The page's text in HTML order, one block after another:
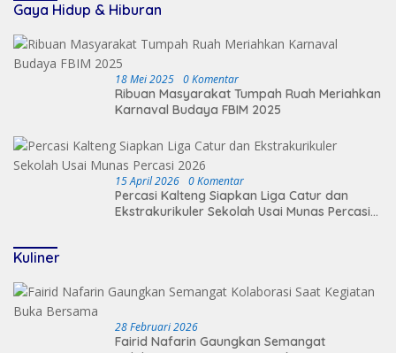
Gaya Hidup & Hiburan
18 Mei 2025 0 Komentar
Ribuan Masyarakat Tumpah Ruah Meriahkan
Karnaval Budaya FBIM 2025
15 April 2026 0 Komentar
Percasi Kalteng Siapkan Liga Catur dan
Ekstrakurikuler Sekolah Usai Munas Percasi
Kuliner
28 Februari 2026
Fairid Nafarin Gaungkan Semangat